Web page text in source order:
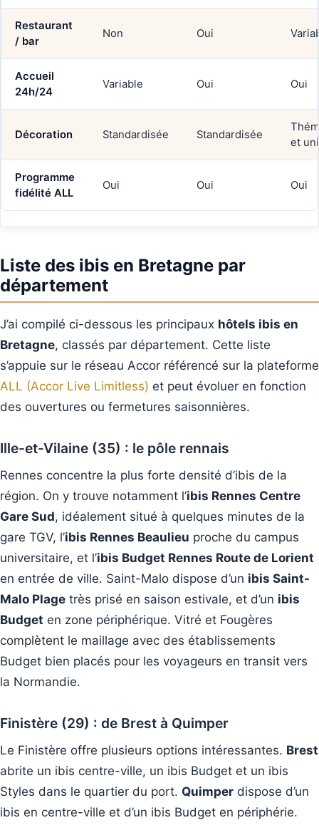
Restaurant
/ bar
Non Oui
Accueil
24h/24
Variable Oui Oui
Décoration Standardisée Standardisée
et
Programme
fidélité ALL
Oui Oui Oui
Liste des ibis en Bretagne par
département
J’ai compilé ci-dessous les principaux hôtels ibis en
Bretagne, classés par département. Cette liste
s’appuie sur le réseau Accor référencé sur la plateforme
ALL (Accor Live Limitless) et peut évoluer en fonction
des ouvertures ou fermetures saisonnières.
Ille-et-Vilaine (35) : le pôle rennais
Rennes concentre la plus forte densité d’ibis de la
région. On y trouve notamment l’ibis Rennes Centre
Gare Sud, idéalement situé à quelques minutes de la
gare TGV, l’ibis Rennes Beaulieu proche du campus
universitaire, et l’ibis Budget Rennes Route de Lorient
en entrée de ville. Saint-Malo dispose d’un ibis Saint-
Malo Plage très prisé en saison estivale, et d’un ibis
Budget en zone périphérique. Vitré et Fougères
complètent le maillage avec des établissements
Budget bien placés pour les voyageurs en transit vers
la Normandie.
Finistère (29) : de Brest à Quimper
Le Finistère offre plusieurs options intéressantes. Brest
abrite un ibis centre-ville, un ibis Budget et un ibis
Styles dans le quartier du port. Quimper dispose d’un
ibis en centre-ville et d’un ibis Budget en périphérie.